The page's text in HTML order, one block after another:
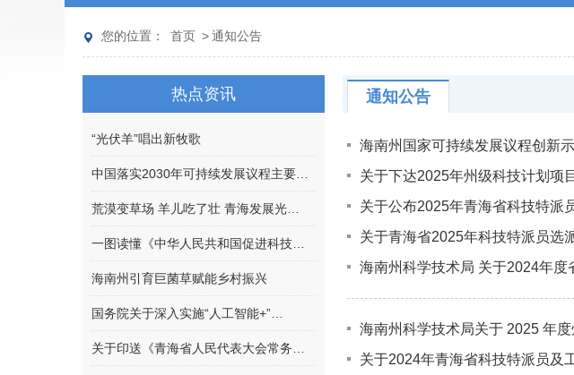
您的位置： 首页 >通知公告
热点资讯
“光伏羊”唱出新牧歌
中国落实2030年可持续发展议程主要…
荒漠变草场 羊儿吃了壮 青海发展光…
一图读懂《中华人民共和国促进科技…
海南州引育巨菌草赋能乡村振兴
国务院关于深入实施“人工智能+”…
关于印送《青海省人民代表大会常务…
通知公告
海南州国家可持续发展议程创新
关于下达2025年州级科技计划项
关于公布2025年青海省科技特派
关于青海省2025年科技特派员选
海南州科学技术局 关于2024年
海南州科学技术局关于 2025 年
关于2024年青海省科技特派员及